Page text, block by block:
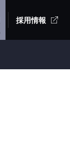
採用情報